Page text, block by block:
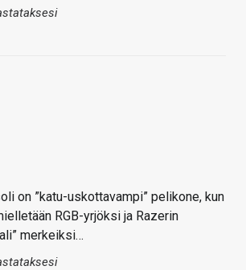
on ”katu-uskottavampi” pelikone, kun
RGB-yrjöksi ja Razerin
merkeiksi…